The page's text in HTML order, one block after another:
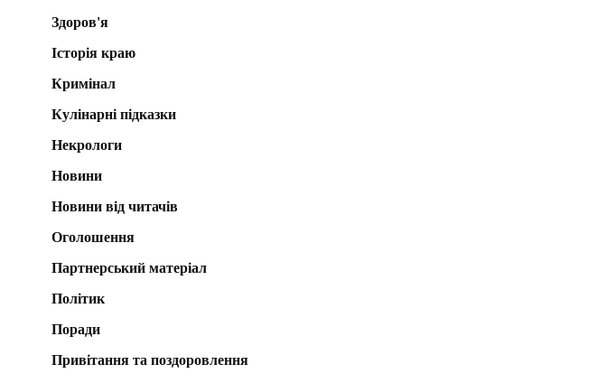
Здоров'я
Історія краю
Кримінал
Кулінарні підказки
Некрологи
Новини
Новини від читачів
Оголошення
Партнерський матеріал
Політик
Поради
Привітання та поздоровлення